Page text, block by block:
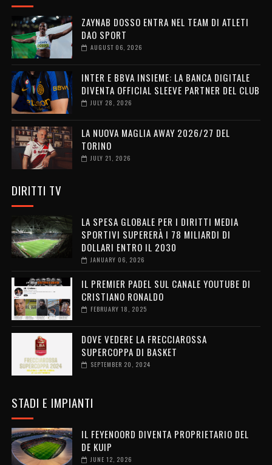
ZAYNAB DOSSO ENTRA NEL TEAM DI ATLETI
DAO SPORT
AUGUST 06, 2026
INTER E BBVA INSIEME: LA BANCA DIGITALE
DIVENTA OFFICIAL SLEEVE PARTNER DEL CLUB
JULY 28, 2026
LA NUOVA MAGLIA AWAY 2026/27 DEL
TORINO
JULY 21, 2026
DIRITTI TV
LA SPESA GLOBALE PER I DIRITTI MEDIA
SPORTIVI SUPERERÀ I 78 MILIARDI DI
DOLLARI ENTRO IL 2030
JANUARY 06, 2026
IL PREMIER PADEL SUL CANALE YOUTUBE DI
CRISTIANO RONALDO
FEBRUARY 18, 2025
DOVE VEDERE LA FRECCIAROSSA
SUPERCOPPA DI BASKET
SEPTEMBER 20, 2024
STADI E IMPIANTI
IL FEYENOORD DIVENTA PROPRIETARIO DEL
DE KUIP
JUNE 12, 2026